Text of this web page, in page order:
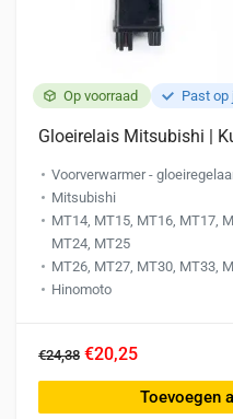
productpagina
Op voorraad Past op
Gloeirelais Mitsubishi |
Voorverwarmer -
Mitsubishi
MT14, MT15, MT16, MT17,
MT24, MT25
MT26, MT27, MT30, MT33,
Hinomoto
€24,38 €20,25
Toevoegen